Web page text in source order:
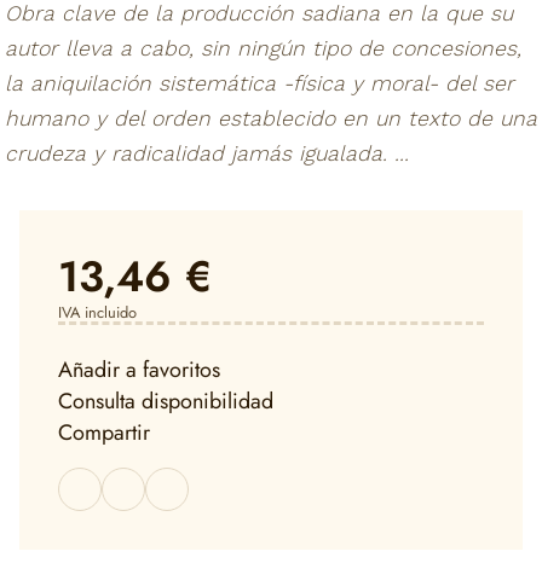
Obra clave de la producción sadiana en la que su
autor lleva a cabo, sin ningún tipo de concesiones,
la aniquilación sistemática -física y moral- del ser
humano y del orden establecido en un texto de una
crudeza y radicalidad jamás igualada. ...
13,46 €
IVA incluido
Añadir a favoritos
Consulta disponibilidad
Compartir